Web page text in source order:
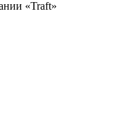
«Traft»